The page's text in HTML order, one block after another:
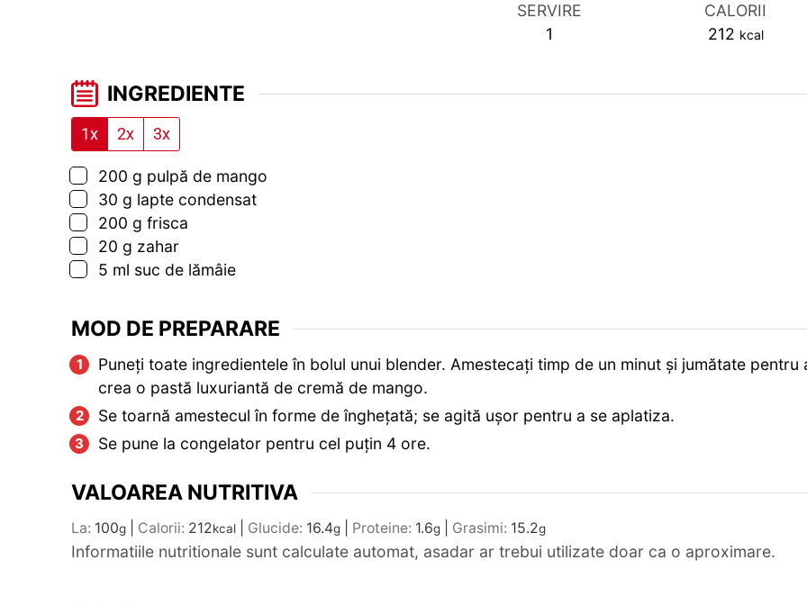
SERVIRE
1
CALORII
212 kcal
INGREDIENTE
1x 2x 3x
▢
200 g pulpă de mango
▢
30 g lapte condensat
▢
200 g frisca
▢
20 g zahar
▢
5 ml suc de lămâie
MOD DE PREPARARE
Puneți toate ingredientele în bolul unui blender. Amestecați timp de un minut și jumătate pentru
crea o pastă luxuriantă de cremă de mango.
Se toarnă amestecul în forme de înghețată; se agită ușor pentru a se aplatiza.
Se pune la congelator pentru cel puțin 4 ore.
VALOAREA NUTRITIVA
La: 100g Calorii: 212kcal Glucide: 16.4g Proteine: 1.6g Grasimi: 15.2g
Informatiile nutritionale sunt calculate automat, asadar ar trebui utilizate doar ca o aproximare.